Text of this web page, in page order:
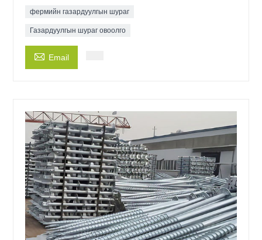
фермийн газардуулгын шураг
Газардуулгын шураг овоолго
 Email